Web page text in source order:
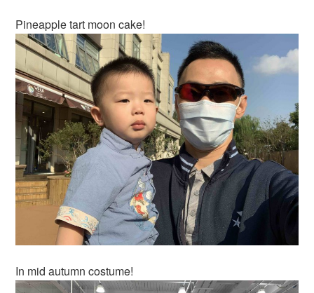
Pineapple tart moon cake!
In mid autumn costume!